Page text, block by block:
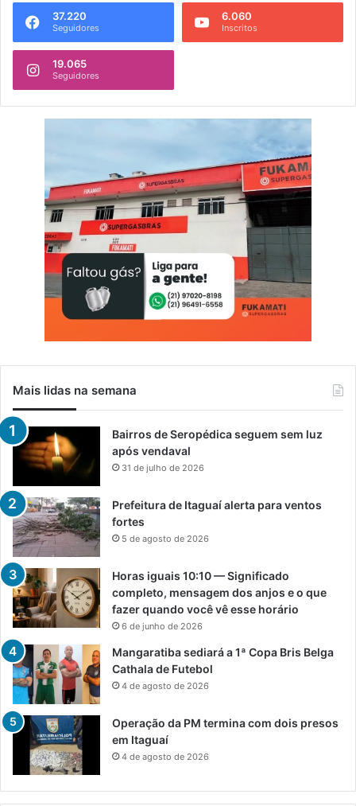
37.220
Seguidores
6.060
Inscritos
19.065
Seguidores
Mais lidas na semana
Bairros de Seropédica seguem sem luz
após vendaval
31 de julho de 2026
Prefeitura de Itaguaí alerta para ventos
fortes
5 de agosto de 2026
Horas iguais 10:10 — Significado
completo, mensagem dos anjos e o que
fazer quando você vê esse horário
6 de junho de 2026
Mangaratiba sediará a 1ª Copa Bris Belga
Cathala de Futebol
4 de agosto de 2026
Operação da PM termina com dois presos
em Itaguaí
4 de agosto de 2026